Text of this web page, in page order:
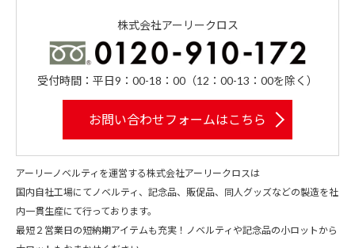
株式会社アーリークロス
受付時間：平日9：00-18：00（12：00-13：00を除く）
お問い合わせフォームはこちら
アーリーノベルティを運営する株式会社アーリークロスは
国内自社工場にてノベルティ、記念品、販促品、同人グッズなどの製造を社
内一貫生産にて行っております。
最短２営業日の短納期アイテムも充実！ノベルティや記念品の小ロットから